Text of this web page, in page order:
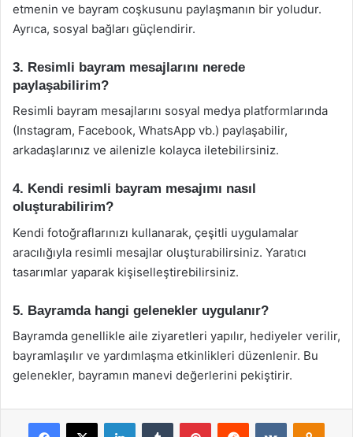
etmenin ve bayram coşkusunu paylaşmanın bir yoludur.
Ayrıca, sosyal bağları güçlendirir.
3. Resimli bayram mesajlarını nerede
paylaşabilirim?
Resimli bayram mesajlarını sosyal medya platformlarında
(Instagram, Facebook, WhatsApp vb.) paylaşabilir,
arkadaşlarınız ve ailenizle kolayca iletebilirsiniz.
4. Kendi resimli bayram mesajımı nasıl
oluşturabilirim?
Kendi fotoğraflarınızı kullanarak, çeşitli uygulamalar
aracılığıyla resimli mesajlar oluşturabilirsiniz. Yaratıcı
tasarımlar yaparak kişiselleştirebilirsiniz.
5. Bayramda hangi gelenekler uygulanır?
Bayramda genellikle aile ziyaretleri yapılır, hediyeler verilir,
bayramlaşılır ve yardımlaşma etkinlikleri düzenlenir. Bu
gelenekler, bayramın manevi değerlerini pekiştirir.
Facebook
X LinkedInTumblr PinterestReddit VKontakte